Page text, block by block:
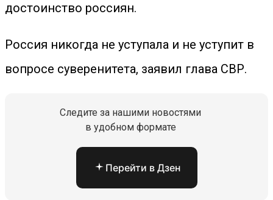
достоинство россиян.
Россия никогда не уступала и не уступит в
вопросе суверенитета, заявил глава СВР.
Следите за нашими новостями
в удобном формате
Перейти в Дзен